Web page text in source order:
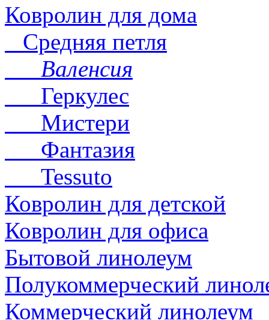
Ковролин для дома
Средняя петля
Валенсия
Геркулес
Мистери
Фантазия
Tessuto
Ковролин для детской
Ковролин для офиса
Бытовой линолеум
Полукоммерческий
Коммерческий линолеум